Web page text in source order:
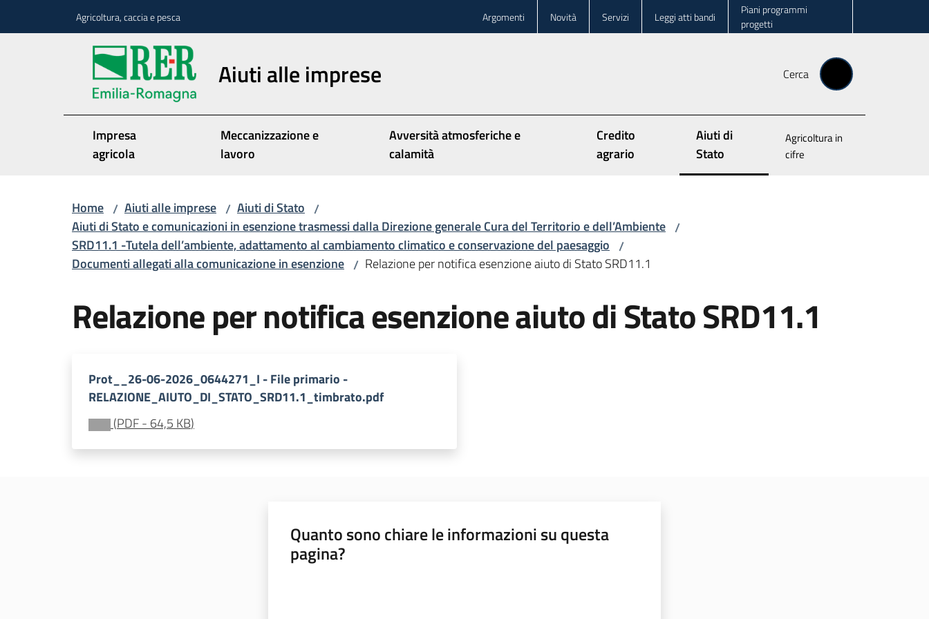
Agricoltura, caccia e pesca Argomenti Novità Servizi Leggi atti bandi
Piani programmi
progetti
Aiuti alle imprese Cerca
Impresa
agricola
Meccanizzazione e
lavoro
Avversità atmosferiche e
calamità
Credito
agrario
Aiuti di
Stato
Menu selezionato
Agricoltura in
cifre
Home / Aiuti alle imprese / Aiuti di Stato /
Aiuti di Stato e comunicazioni in esenzione trasmessi dalla Direzione generale Cura del Territorio e dell’Ambiente /
SRD11.1 -Tutela dell’ambiente, adattamento al cambiamento climatico e conservazione del paesaggio /
Documenti allegati alla comunicazione in esenzione / Relazione per notifica esenzione aiuto di Stato SRD11.1
Relazione per notifica esenzione aiuto di Stato SRD11.1
Prot__26-06-2026_0644271_I - File primario -
RELAZIONE_AIUTO_DI_STATO_SRD11.1_timbrato.pdf
(PDF- 64,5 KB)
Quanto sono chiare le informazioni su questa
pagina?